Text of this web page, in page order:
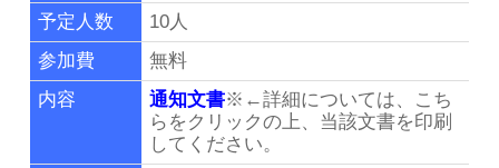
予定人数
10人
参加費
無料
内容
通知文書※←詳細については、こち
らをクリックの上、当該文書を印刷
してください。
事務局連絡先・所在地
お問い合わせ
会員専用ページ